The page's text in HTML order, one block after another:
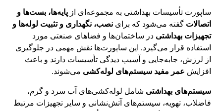
ساپورت تأسیسات بهداشتی به مجموعه‌ای ازپایه‌ها، بست‌ها و
اتصالات گفته می‌شود که براینصب، نگهداری و تثبیت لوله‌ها و
تجهیزات بهداشتی در ساختمان‌ها و فضاهای صنعتی مورد
استفاده قرار می‌گیرد. این ساپورت‌ها نقش مهمی در جلوگیری
از لرزش، جابه‌جایی و آسیب دیدگی تأسیسات دارند و باعث
افزایش عمر مفید سیستم‌های لوله‌کشی می‌شوند.
سیستم‌های بهداشتی شامل لوله‌کشی‌های آب سرد و گرم،
فاضلاب، تهویه، سیستم‌های آتش‌نشانی و سایر تجهیزات مرتبط